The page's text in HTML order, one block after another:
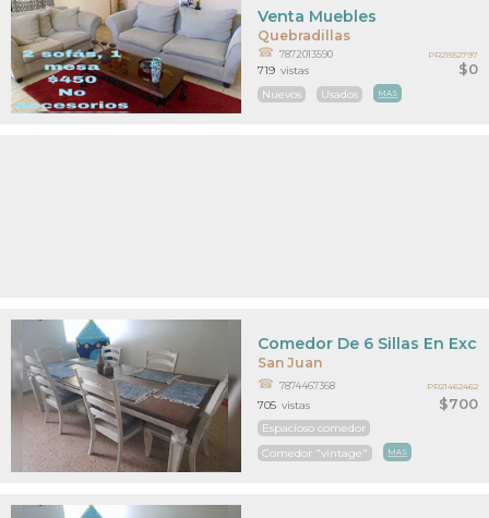
Quebradillas
$0
Venta Muebles
7872013590
Nuevos Usados MAS
719 vistas
PR21552797
San Juan
$700
Comedor De 6 Sillas En
7874467368
Espacioso comedor
Comedor "vintage"
MAS
705 vistas
PR21462462